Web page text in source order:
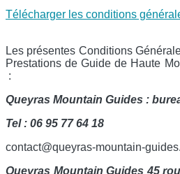
Télécharger les conditions
Les présentes Conditions
Prestations de Guide de Haute
:
Queyras Mountain Guides :
Tel : 06 95 77 64 18
contact@queyras-mountain-
Queyras Mountain Guides 45